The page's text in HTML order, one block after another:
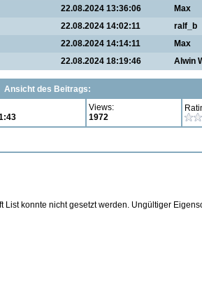
22.08.2024 13:36:06
Max
22.08.2024 14:02:11
ralf_b
22.08.2024 14:14:11
Max
22.08.2024 18:19:46 Alwin
Ansicht des Beitrags:
Views:
1972
konnte nicht gesetzt werden. Ungültiger